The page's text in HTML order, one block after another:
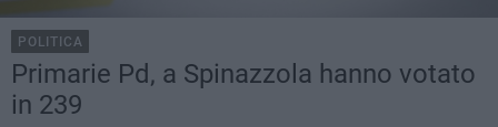
POLITICA
Primarie Pd, a Spinazzola hanno votato
in 239